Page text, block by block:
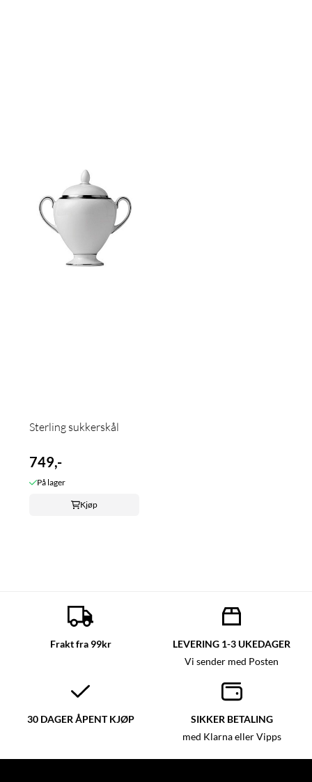
Sterling sukkerskål
749,-
På lager
Kjøp
Frakt fra 99kr LEVERING 1-3 UKEDAGER
Vi sender med Posten
30 DAGER ÅPENT KJØP SIKKER BETALING
med Klarna eller Vipps